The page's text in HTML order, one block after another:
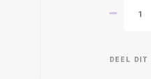
DEEL DIT